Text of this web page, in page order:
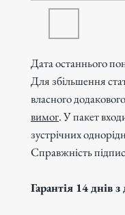
Дата останнього
Для збільшення
власного
вимог. У пакет
зустрічних
Справжність
Гарантія 14 днів